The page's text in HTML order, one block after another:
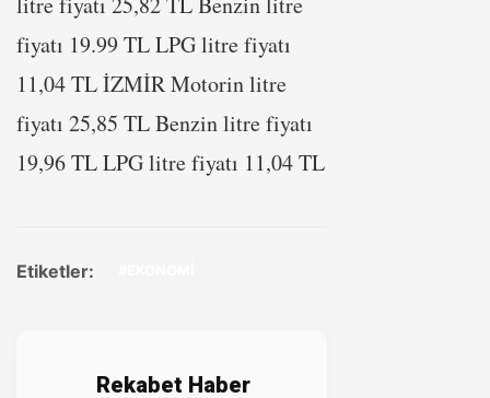
fiyatı 19.99 TL LPG litre fiyatı
11,04 TL İZMİR Motorin litre
fiyatı 25,85 TL Benzin litre fiyatı
19,96 TL LPG litre fiyatı 11,04 TL
Etiketler:
Rekabet Haber